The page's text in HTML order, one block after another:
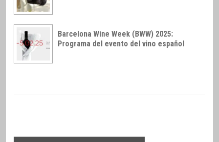
Barcelona Wine Week (BWW) 2025:
Programa del evento del vino español